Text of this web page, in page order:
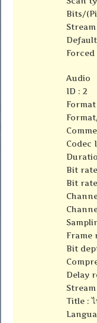
Bits/
Stream
Forced
Audio
ID : 2
Format
Codec
Bit
Bit
Frame
Bit
Delay
Stream
Title : ไ